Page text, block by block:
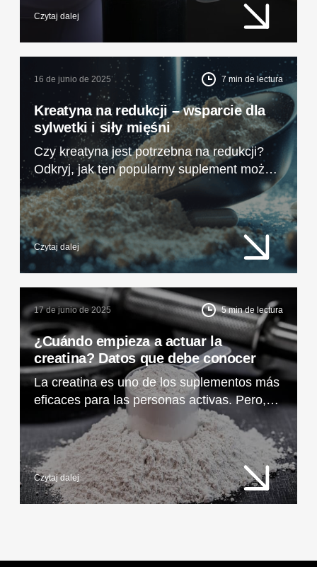
y las diferencias entre la creatina
Descubre dónde comprar creatina de alta
calidad con envío y opción de pedido de
muestras: FDCM.eu.
Czytaj dalej
16 de junio de 2025 7 min de lectura
Kreatyna na redukcji – wsparcie dla
sylwetki i siły mięśni
Czy kreatyna jest potrzebna na redukcji?
Odkryj, jak ten popularny suplement może
pomóc utrzymać mięśnie, poprawić
wydolność i przyspieszyć efekty treningowe,
nawet w deficycie kalorycznym.
Czytaj dalej
17 de junio de 2025 5min de lectura
¿Cuándo empieza a actuar la
creatina? Datos que debe conocer
La creatina es uno de los suplementos más
eficaces para las personas activas. Pero,
¿cuándo empieza a funcionar realmente?
Después de sólo unos días, puede notar
más energía y un mejor rendimiento.
Descubre cómo funciona, cuándo produce
resultados y por qué deberías elegir la
creatina en polvo de FDCM.eu.
Czytaj dalej